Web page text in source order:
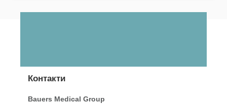
Контакти
Bauers Medical Group